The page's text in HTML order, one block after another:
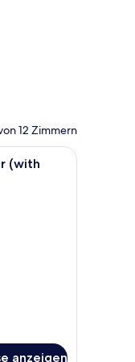
Wochenende, Aug.
12 Zimmern
einer Brille und einer
mit Bett,
(with
anzeigen